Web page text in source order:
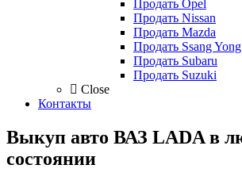
Продать Opel
Продать Nissan
Продать Mazda
Продать Ssang Yong
Продать Subaru
Продать Suzuki
Close
Контакты
Выкуп авто ВАЗ LADA в
состоянии